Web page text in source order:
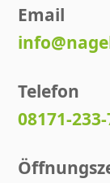
Email
Telefon
08171-